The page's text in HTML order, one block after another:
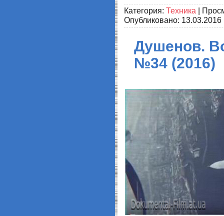
Категория: Техника |
Опубликовано: 13.03.2016
Душенов.
№34 (2016)